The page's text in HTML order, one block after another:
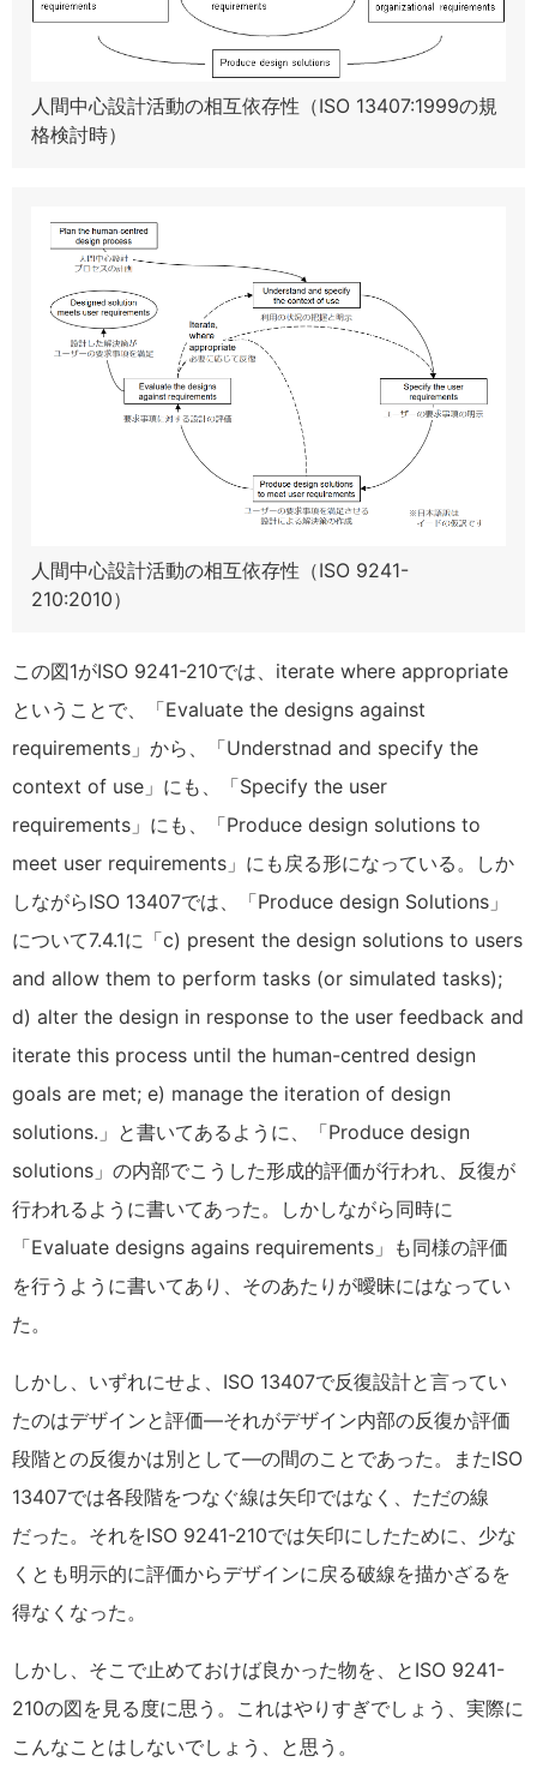
人間中心設計活動の相互依存性（ISO 13407:1999の規
格検討時）
人間中心設計活動の相互依存性（ISO 9241-
210:2010）
この図1がISO 9241-210では、iterate where appropriate
ということで、「Evaluate the designs against
requirements」から、「Understnad and specify the
context of use」にも、「Specify the user
requirements」にも、「Produce design solutions to
meet user requirements」にも戻る形になっている。しか
しながらISO 13407では、「Produce design Solutions」
について7.4.1に「c) present the design solutions to users
and allow them to perform tasks (or simulated tasks);
d) alter the design in response to the user feedback and
iterate this process until the human-centred design
goals are met; e) manage the iteration of design
solutions.」と書いてあるように、「Produce design
solutions」の内部でこうした形成的評価が行われ、反復が
行われるように書いてあった。しかしながら同時に
「Evaluate designs agains requirements」も同様の評価
を行うように書いてあり、そのあたりが曖昧にはなってい
た。
しかし、いずれにせよ、ISO 13407で反復設計と言ってい
たのはデザインと評価―それがデザイン内部の反復か評価
段階との反復かは別として―の間のことであった。またISO
13407では各段階をつなぐ線は矢印ではなく、ただの線
だった。それをISO 9241-210では矢印にしたために、少な
くとも明示的に評価からデザインに戻る破線を描かざるを
得なくなった。
しかし、そこで止めておけば良かった物を、とISO 9241-
210の図を見る度に思う。これはやりすぎでしょう、実際に
こんなことはしないでしょう、と思う。